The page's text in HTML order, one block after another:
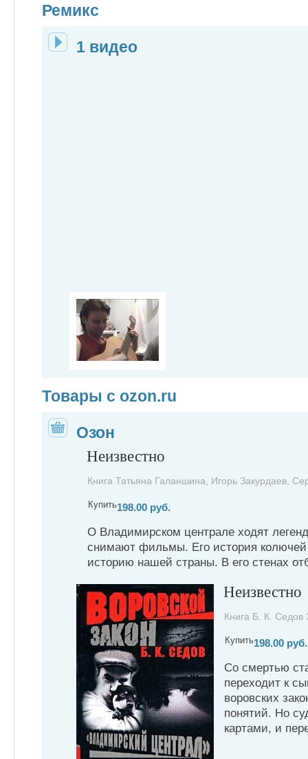
Ремикс
1 видео
Товары с ozon.ru
Озон
Неизвестно
Книга Татьяна Галаншина, Игорь Закурдаев,
Купить198.00 руб.
О Владимирском централе ходят
снимают фильмы. Его история колючей
историю нашей страны. В его стенах
Неизвестно
Книга Б. К. Седов
Купить198.00 руб.
Со смертью
переходит к
воровских
понятий. Но
картами, и